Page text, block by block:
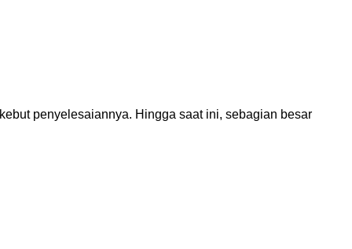
penyelesaiannya. Hingga saat ini, sebagian besar